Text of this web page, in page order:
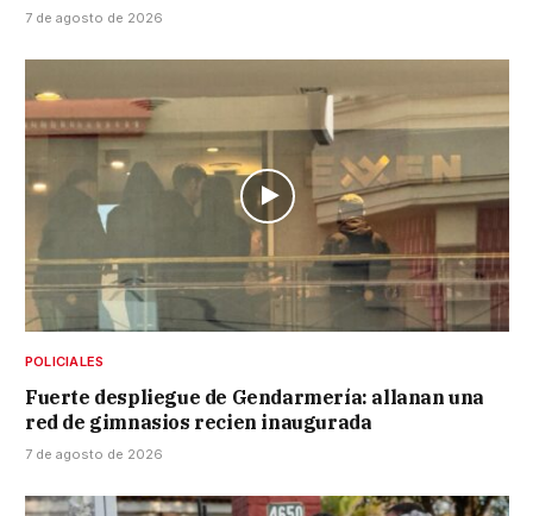
7 de agosto de 2026
POLICIALES
Fuerte despliegue de Gendarmería: allanan una
red de gimnasios recien inaugurada
7 de agosto de 2026